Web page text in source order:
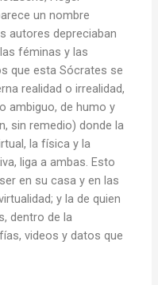
un nombre
autores depreciaban
féminas y las
que esta Sócrates se
realidad o irrealidad,
ambiguo, de humo y
sin remedio) donde la
la física y la
liga a ambas. Esto
en su casa y en las
y la de quien
dentro de la
videos y datos que